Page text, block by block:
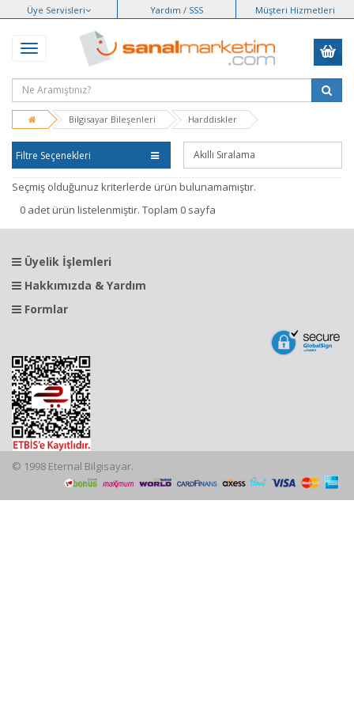
Üye Servisleri Yardım / SSS Müşteri Hizmetleri
Bilgisayar Bileşenleri Harddiskler
Filtre Seçenekleri
Seçmiş olduğunuz kriterlerde ürün bulunamamıştır.
0 adet ürün listelenmiştir. Toplam 0 sayfa
Üyelik İşlemleri
Hakkımızda & Yardım
Formlar
© 1998 Eternal Bilgisayar.